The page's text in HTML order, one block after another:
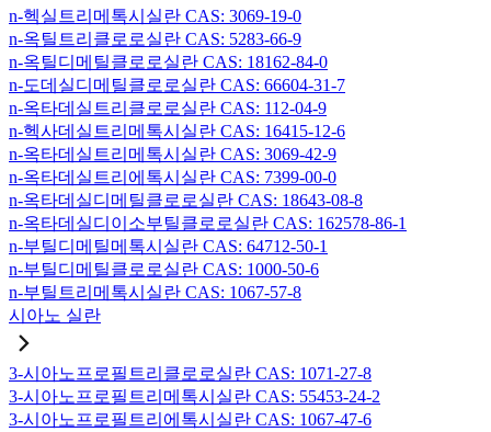
n-헥실트리메톡시실란 CAS: 3069-19-0
n-옥틸트리클로로실란 CAS: 5283-66-9
n-옥틸디메틸클로로실란 CAS: 18162-84-0
n-도데실디메틸클로로실란 CAS: 66604-31-7
n-옥타데실트리클로로실란 CAS: 112-04-9
n-헥사데실트리메톡시실란 CAS: 16415-12-6
n-옥타데실트리메톡시실란 CAS: 3069-42-9
n-옥타데실트리에톡시실란 CAS: 7399-00-0
n-옥타데실디메틸클로로실란 CAS: 18643-08-8
n-옥타데실디이소부틸클로로실란 CAS: 162578-86-1
n-부틸디메틸메톡시실란 CAS: 64712-50-1
n-부틸디메틸클로로실란 CAS: 1000-50-6
n-부틸트리메톡시실란 CAS: 1067-57-8
시아노 실란
3-시아노프로필트리클로로실란 CAS: 1071-27-8
3-시아노프로필트리메톡시실란 CAS: 55453-24-2
3-시아노프로필트리에톡시실란 CAS: 1067-47-6